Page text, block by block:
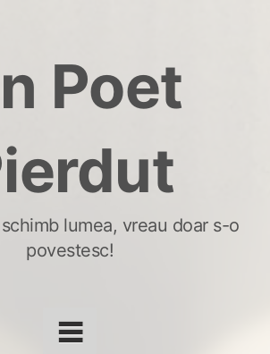
Poet
lumea, vreau doar s-o
povestesc!